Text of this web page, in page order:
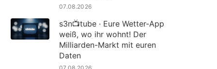
07.08.2026
s3n📺tube · Eure Wetter-App
weiß, wo ihr wohnt! Der
Milliarden-Markt mit euren
Daten